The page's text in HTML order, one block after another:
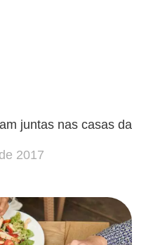
juntas nas casas da
2017